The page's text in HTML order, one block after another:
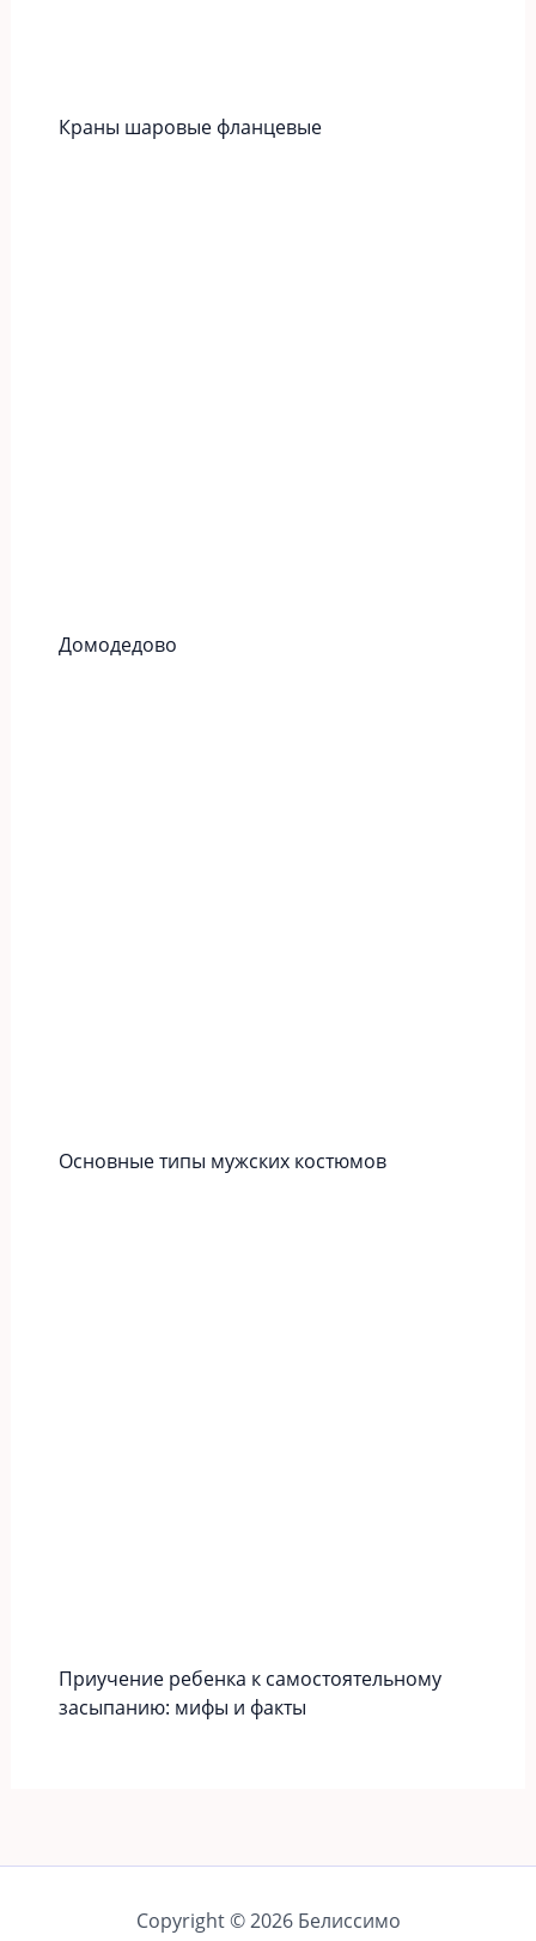
Краны шаровые фланцевые
Домодедово
Основные типы мужских костюмов
Приучение ребенка к самостоятельному
засыпанию: мифы и факты
Copyright © 2026 Белиссимо